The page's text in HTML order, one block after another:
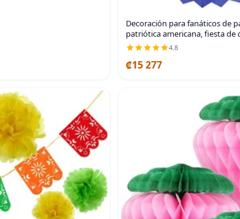
Decoración para fanáticos de
patriótica americana, fiesta de
4.8
₡15 277